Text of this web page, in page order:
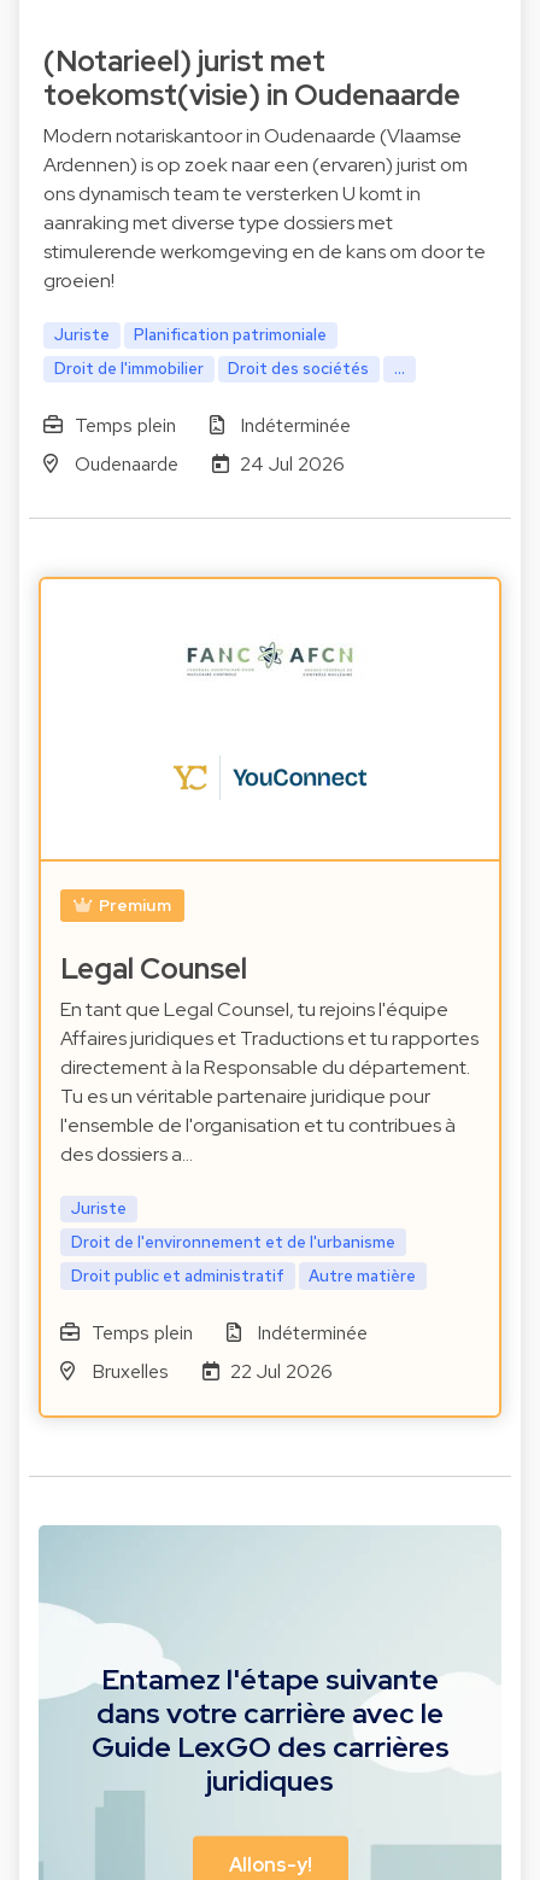
(Notarieel) jurist met
toekomst(visie) in Oudenaarde
Modern notariskantoor in Oudenaarde (Vlaamse
Ardennen) is op zoek naar een (ervaren) jurist om
ons dynamisch team te versterken U komt in
aanraking met diverse type dossiers met
stimulerende werkomgeving en de kans om door te
groeien!
Juriste
Planification patrimoniale
Droit de l'immobilier
Droit des sociétés ...
Temps plein
Indéterminée
Oudenaarde
24 Jul 2026
Premium
Legal Counsel
En tant que Legal Counsel, tu rejoins l'équipe
Affaires juridiques et Traductions et tu rapportes
directement à la Responsable du département.
Tu es un véritable partenaire juridique pour
l'ensemble de l'organisation et tu contribues à
des dossiers a…
Juriste
Droit de l'environnement et de l'urbanisme
Droit public et administratif
Autre matière
Temps plein
Indéterminée
Bruxelles
22 Jul 2026
Entamez l'étape suivante
dans votre carrière avec le
Guide LexGO des carrières
juridiques
Allons-y!